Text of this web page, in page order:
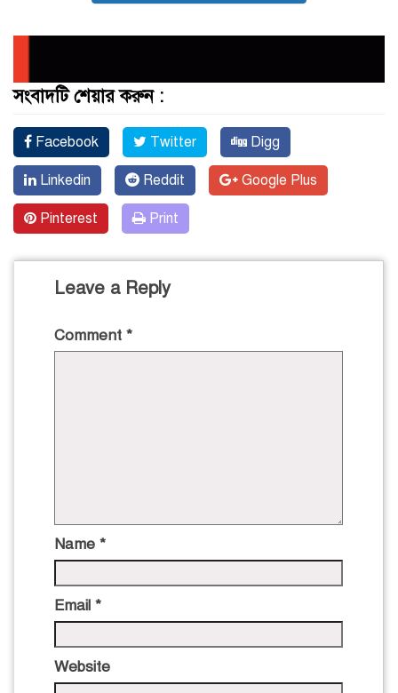
সংবাদটি শেয়ার করুন :
Facebook Twitter Digg
Linkedin Reddit Google Plus
Pinterest Print
Leave a Reply
Comment *
Name *
Email *
Website